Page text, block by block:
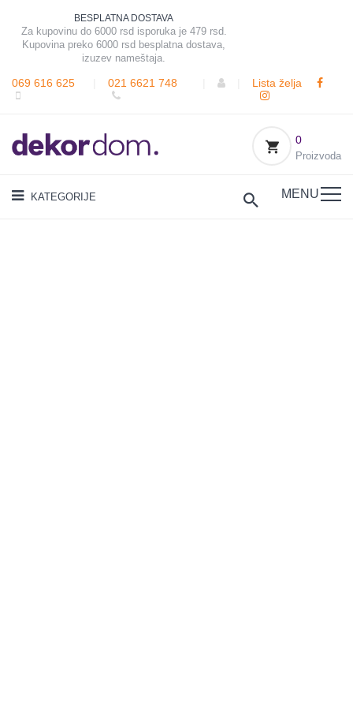
BESPLATNA DOSTAVA
Za kupovinu do 6000 rsd isporuka je 479 rsd.
Kupovina preko 6000 rsd besplatna dostava,
izuzev nameštaja.
069 616 625 021 6621 748 Lista želja
0
Proizvoda
KATEGORIJE MENU